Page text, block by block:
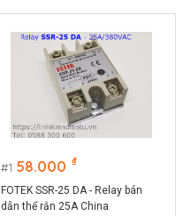
1 58.000 ₫
FOTEK SSR-25 DA - Relay bán
dẫn thể rắn 25A China